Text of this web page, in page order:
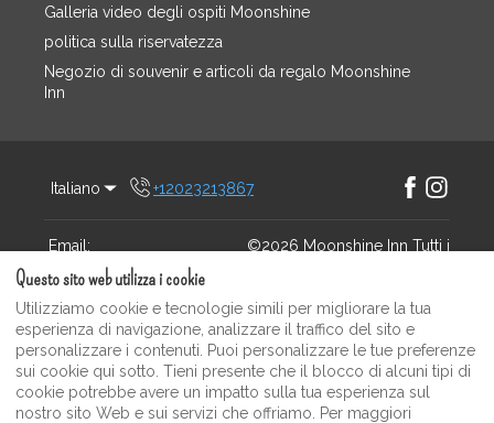
Galleria video degli ospiti Moonshine
politica sulla riservatezza
Negozio di souvenir e articoli da regalo Moonshine
Inn
Italiano
+12023213867
Email :
martinivarela@me.com
©2026 Moonshine Inn Tutti i
Questo sito web utilizza i cookie
Utilizziamo cookie e tecnologie simili per migliorare la tua
esperienza di navigazione, analizzare il traffico del sito e
personalizzare i contenuti. Puoi personalizzare le tue preferenze
sui cookie qui sotto. Tieni presente che il blocco di alcuni tipi di
cookie potrebbe avere un impatto sulla tua esperienza sul
nostro sito Web e sui servizi che offriamo. Per maggiori